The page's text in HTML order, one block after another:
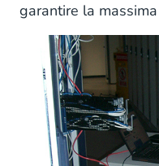
garantire la